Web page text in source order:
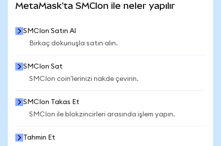
MetaMask'ta SMCIon ile neler yapılır
SMCIon Satın Al
Birkaç dokunuşla satın alın.
SMCIon Sat
SMCIon coin'lerinizi nakde çevirin.
SMCIon Takas Et
SMCIon ile blokzincirleri arasında işlem yapın.
Tahmin Et